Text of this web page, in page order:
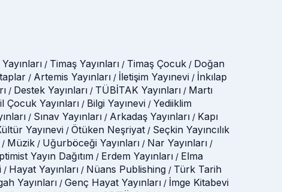
/ Timaş Yayınları / Timaş Çocuk / Doğan
/ Artemis Yayınları / İletişim Yayınevi / İnkılap
/ Destek Yayınları / TÜBİTAK Yayınları / Martı
Çocuk Yayınları / Bilgi Yayınevi / Yediiklim
/ Sınav Yayınları / Arkadaş Yayınları / Kapı
Yayınevi / Ötüken Neşriyat / Seçkin Yayıncılık
/ Müzik / Uğurböceği Yayınları / Nar Yayınları /
Yayın Dağıtım / Erdem Yayınları / Elma
/ Hayat Yayınları / Nüans Publishing / Türk Tarih
Yayınları / Genç Hayat Yayınları / İmge Kitabevi